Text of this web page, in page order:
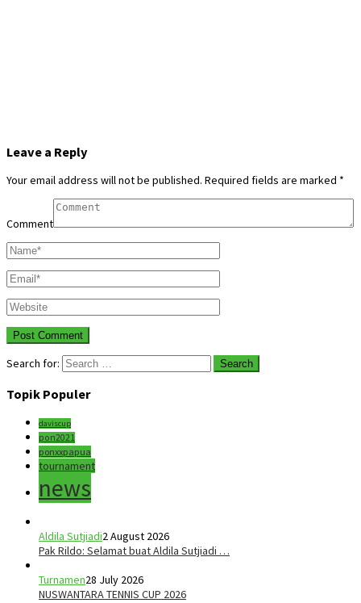
Leave a Reply
Your email address will not be published. Required fields are marked *
Comment
Search for:
Topik Populer
daviscup
pon2021
ponxxpapua
tournament
news
Aldila Sutjiadi2 August 2026
Pak Rildo: Selamat buat Aldila Sutjiadi …
Turnamen28 July 2026
NUSWANTARA TENNIS CUP 2026